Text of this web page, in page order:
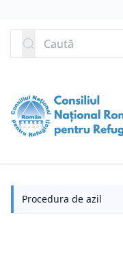
Caută
Procedura de azil